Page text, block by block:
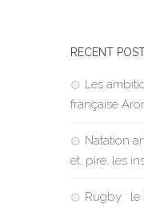
RECENT
Les
française
Natation
et, pire, les
Rugby : le